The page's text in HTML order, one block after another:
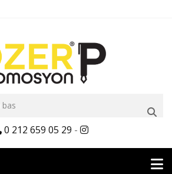
0 212 659 05 29 -